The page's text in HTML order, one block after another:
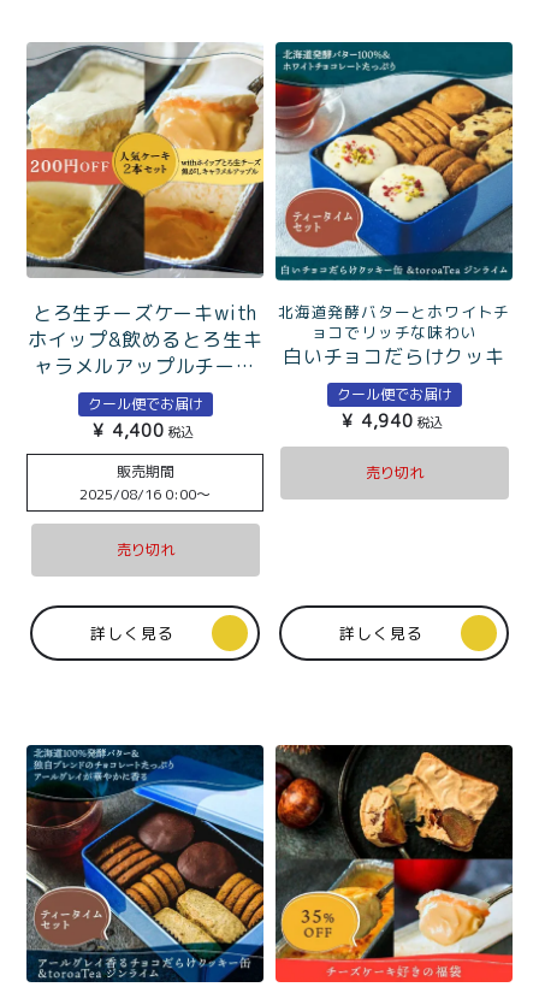
読みもの
会社概要
お問い合わせ
商品
メンバー特典
ご利用ガイド
プライバシーポリシー
特定商取引法に基づく表記
とろ生チーズケーキwith
ホイップ&飲めるとろ生キ
ャラメルアップルチーズ
ケーキ
クール便でお届け
¥ 4,400 税込
販売期間
2025/08/16 0:00〜
売り切れ
詳しく見る
北海道発酵バターとホワイトチ
ョコでリッチな味わい
白いチョコだらけクッキ
ー缶とtoroaTeaジンライ
ムのティータイムセット
クール便でお届け
¥ 4,940 税込
売り切れ
詳しく見る